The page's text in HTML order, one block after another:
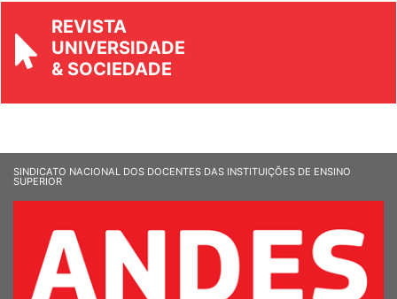
REVISTA
UNIVERSIDADE
& SOCIEDADE
SINDICATO NACIONAL DOS DOCENTES DAS INSTITUIÇÕES DE ENSINO
SUPERIOR